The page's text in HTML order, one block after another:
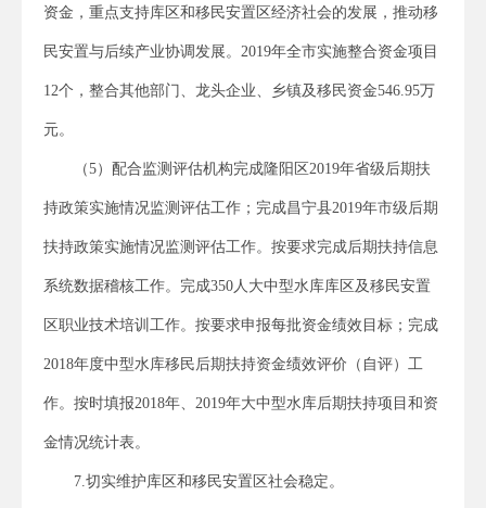
资金，重点支持库区和移民安置区经济社会的发展，推动移
民安置与后续产业协调发展。2019年全市实施整合资金项目
12个，整合其他部门、龙头企业、乡镇及移民资金546.95万
元。
（5）配合监测评估机构完成隆阳区2019年省级后期扶
持政策实施情况监测评估工作；完成昌宁县2019年市级后期
扶持政策实施情况监测评估工作。按要求完成后期扶持信息
系统数据稽核工作。完成350人大中型水库库区及移民安置
区职业技术培训工作。按要求申报每批资金绩效目标；完成
2018年度中型水库移民后期扶持资金绩效评价（自评）工
作。按时填报2018年、2019年大中型水库后期扶持项目和资
金情况统计表。
7.切实维护库区和移民安置区社会稳定。